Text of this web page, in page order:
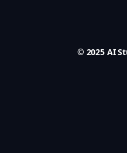
© 2025 AI